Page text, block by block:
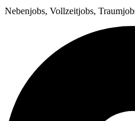
Nebenjobs, Vollzeitjobs,